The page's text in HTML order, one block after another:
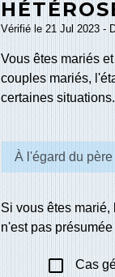
Vérifié le 21 Jul 2023 -
Vous êtes mariés
couples mariés,
certaines
À l'égard du père
Si vous êtes
n'est pas
check_box_outline_blank Cas